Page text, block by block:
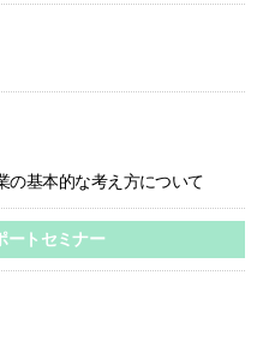
の基本的な考え方について
ートセミナー